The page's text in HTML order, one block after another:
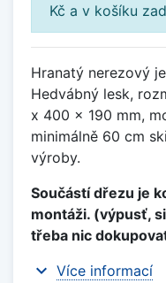
Kč a v košíku
Hranatý nerezový
Hedvábný lesk,
x 400 x 190 mm,
minimálně 60 cm
výroby.
Součástí dřezu je
montáži. (výpusť,
třeba nic
expand_more Více informací